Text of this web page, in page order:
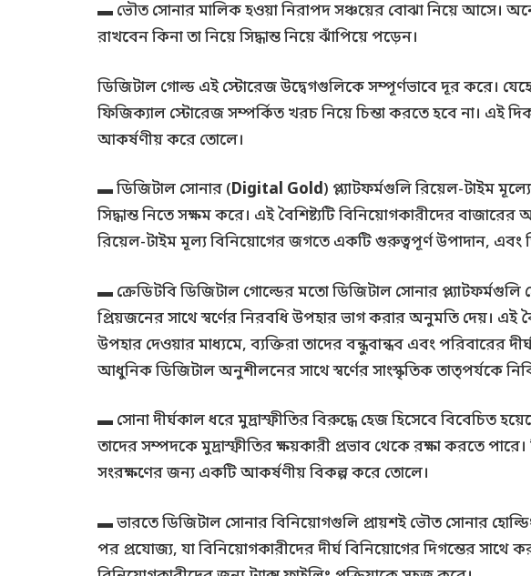
▬ ভৌত সোনার মালিক হওয়া নিরাপদ সঞ্চয়ের বোঝা নিয়ে আসে।
রাখবেন কিনা তা নিয়ে সিদ্ধান্ত নিয়ে ঝাঁপিয়ে পড়েন।
ডিজিটাল গোল্ড এই স্টোরেজ উদ্বেগগুলিকে সম্পূর্ণভাবে দূর করে।
ফিজিক্যাল স্টোরেজ সম্পর্কিত খরচ নিয়ে চিন্তা করতে হবে না। এই
আকর্ষণীয় করে তোলে।
▬ ডিজিটাল সোনার (Digital Gold) প্ল্যাটফর্মগুলি রিয়েল-টাইম
সিদ্ধান্ত নিতে সক্ষম করে। এই বৈশিষ্ট্যটি বিনিয়োগকারীদের
রিয়েল-টাইম মূল্য বিনিয়োগের জগতে একটি গুরুত্বপূর্ণ উপাদান, এবং
▬ ক্রেডিটবি ডিজিটাল গোল্ডের মতো ডিজিটাল সোনার প্ল্যাটফর্মগুলি
প্রিয়জনের সাথে স্বর্ণের নিরবধি উপহার ভাগ করার অনুমতি দেয়। এই
উপহার দেওয়ার মাধ্যমে, ব্যক্তিরা তাদের বন্ধুবান্ধব এবং
আধুনিক ডিজিটাল অনুশীলনের সাথে স্বর্ণের সাংস্কৃতিক তাত্পর্যকে
▬ সোনা দীর্ঘকাল ধরে মুদ্রাস্ফীতির বিরুদ্ধে হেজ হিসেবে বিবেচিত
তাদের সম্পদকে মুদ্রাস্ফীতির ক্ষয়কারী প্রভাব থেকে রক্ষা করতে
সংরক্ষণের জন্য একটি আকর্ষণীয় বিকল্প করে তোলে।
▬ ভারতে ডিজিটাল সোনার বিনিয়োগগুলি প্রায়শই ভৌত সোনার
পর প্রযোজ্য, যা বিনিয়োগকারীদের দীর্ঘ বিনিয়োগের দিগন্তের